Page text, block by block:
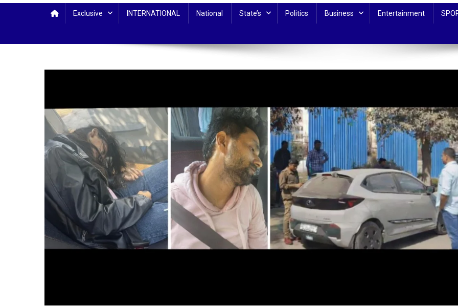
Exclusive INTERNATIONAL National State’s Politics Business Entertainment